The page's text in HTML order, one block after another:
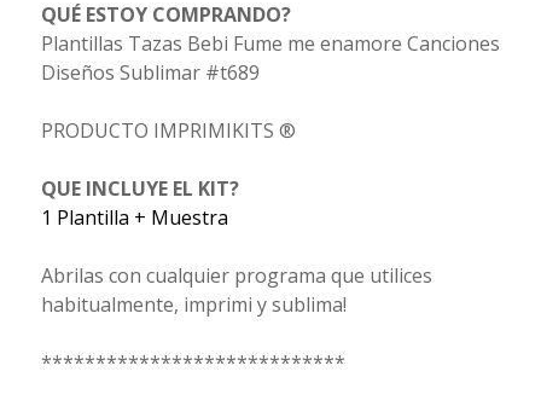
QUÉ ESTOY COMPRANDO?
Plantillas Tazas Bebi Fume me enamore Canciones
Diseños Sublimar #t689
PRODUCTO IMPRIMIKITS ®
QUE INCLUYE EL KIT?
1 Plantilla + Muestra
Abrilas con cualquier programa que utilices
habitualmente, imprimi y sublima!
****************************